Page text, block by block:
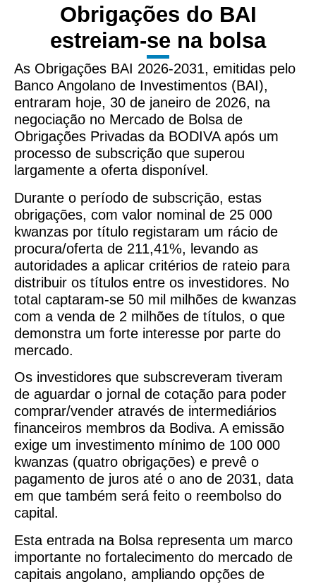
Obrigações do BAI
estreiam-se na bolsa
As Obrigações BAI 2026-2031, emitidas pelo
Banco Angolano de Investimentos (BAI),
entraram hoje, 30 de janeiro de 2026, na
negociação no Mercado de Bolsa de
Obrigações Privadas da BODIVA após um
processo de subscrição que superou
largamente a oferta disponível.
Durante o período de subscrição, estas
obrigações, com valor nominal de 25 000
kwanzas por título registaram um rácio de
procura/oferta de 211,41%, levando as
autoridades a aplicar critérios de rateio para
distribuir os títulos entre os investidores. No
total captaram-se 50 mil milhões de kwanzas
com a venda de 2 milhões de títulos, o que
demonstra um forte interesse por parte do
mercado.
Os investidores que subscreveram tiveram
de aguardar o jornal de cotação para poder
comprar/vender através de intermediários
financeiros membros da Bodiva. A emissão
exige um investimento mínimo de 100 000
kwanzas (quatro obrigações) e prevê o
pagamento de juros até o ano de 2031, data
em que também será feito o reembolso do
capital.
Esta entrada na Bolsa representa um marco
importante no fortalecimento do mercado de
capitais angolano, ampliando opções de